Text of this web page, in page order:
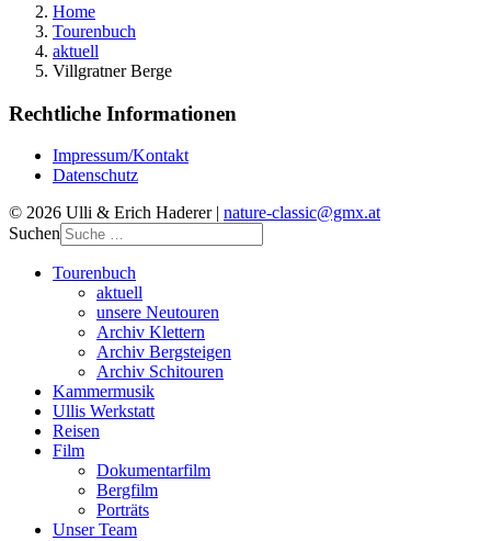
Home
Tourenbuch
aktuell
Villgratner Berge
Rechtliche Informationen
Impressum/Kontakt
Datenschutz
© 2026 Ulli & Erich Haderer | nature-classic@gmx.at
Suchen
Tourenbuch
aktuell
unsere Neutouren
Archiv Klettern
Archiv Bergsteigen
Archiv Schitouren
Kammermusik
Ullis Werkstatt
Reisen
Film
Dokumentarfilm
Bergfilm
Porträts
Unser Team